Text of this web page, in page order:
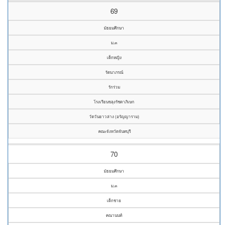
69
มัธยมศึกษา
ม.๓
เด็กหญิง
รัตนาภรณ์
รักร่วม
โรงเรียนขลุงรัชดาภิเษก
วัดวันยาวล่าง (อรัญญาราม)
คณะจังหวัดจันทบุรี
70
มัธยมศึกษา
ม.๓
เด็กชาย
คณานนท์